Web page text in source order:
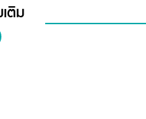
ติม